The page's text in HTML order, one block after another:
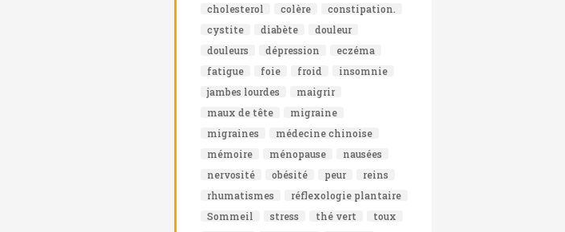
cholesterol
colère
constipation.
cystite
diabète
douleur
douleurs
dépression
eczéma
fatigue
foie froid
insomnie
jambes lourdes
maigrir
maux de tête
migraine
migraines
médecine chinoise
mémoire
ménopause
nausées
nervosité
obésité peur
reins
rhumatismes
réflexologie plantaire
Sommeil
stress thé vert
toux